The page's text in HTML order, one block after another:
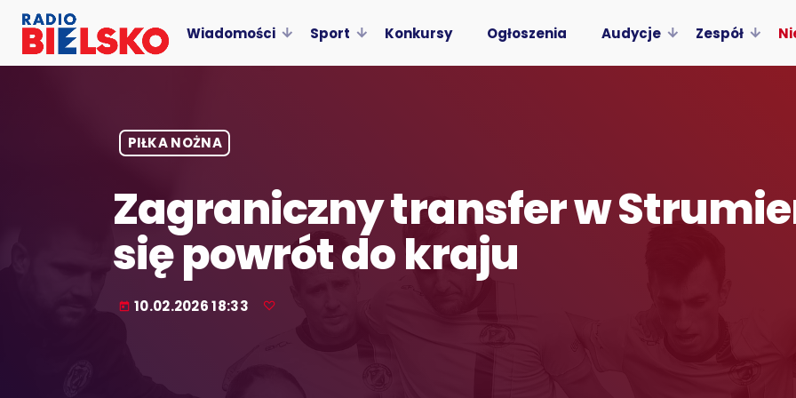
Wiadomości Sport Konkursy Ogłoszenia Audycje Zespół
PIŁKA NOŻNA
Zagraniczny transfer w
się powrót do kraju
today 10.02.2026 18:33